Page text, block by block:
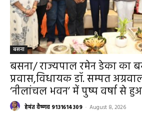
बसना
बसना/ राज्यपाल रमेन डेका का
प्रवास,विधायक डॉ. सम्पत
‘नीलांचल भवन’ में पुष्प वर्षा से
हेमंत वैष्णव 9131614309 - August 8, 2026